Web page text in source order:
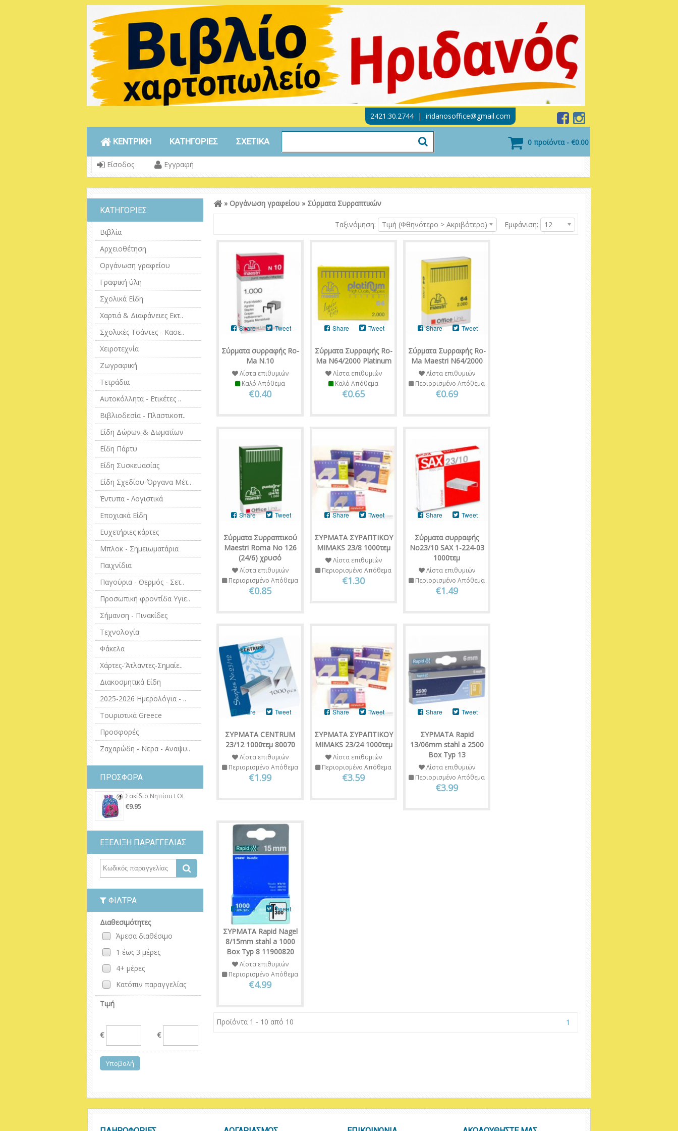
2421.30.2744 | iridanosoffice@gmail.com
0 προϊόντα - €0.00
ΚΕΝΤΡΙΚΗ ΚΑΤΗΓΟΡΙΕΣ ΣΧΕΤΙΚΑ
Είσοδος Εγγραφή
ΚΑΤΗΓΟΡΙΕΣ
Βιβλία
Αρχειοθέτηση
Οργάνωση γραφείου
Γραφική ύλη
Σχολικά Είδη
Χαρτιά & Διαφάνειες Εκτ..
Σχολικές Τσάντες - Κασε..
Χειροτεχνία
Ζωγραφική
Τετράδια
Αυτοκόλλητα - Ετικέτες ..
Βιβλιοδεσία - Πλαστικοπ..
Είδη Δώρων & Δωματίων
Είδη Πάρτυ
Είδη Συσκευασίας
Είδη Σχεδίου-Όργανα Μέτ..
Έντυπα - Λογιστικά
Εποχιακά Είδη
Ευχετήριες κάρτες
Μπλοκ - Σημειωματάρια
Παιχνίδια
Παγούρια - Θερμός - Σετ..
Προσωπική φροντίδα Υγιε..
Σήμανση - Πινακίδες
Τεχνολογία
Φάκελα
Χάρτες-'Άτλαντες-Σημαίε..
Διακοσμητικά Είδη
2025-2026 Ημερολόγια - ..
Τουριστικά Greece
Προσφορές
Ζαχαρώδη - Νερα - Αναψυ..
ΠΡΟΣΦΟΡΑ
Σακίδιο Νηπίου LOL
€9.95
ΕΞΕΛΙΞΗ ΠΑΡΑΓΓΕΛΙΑΣ
ΦΊΛΤΡΑ
Διαθεσιμότητες
Άμεσα διαθέσιμο
1 έως 3 μέρες
4+ μέρες
Κατόπιν παραγγελίας
Τιμή
€ €
» Οργάνωση γραφείου » Σύρματα Συρραπτικών
Εμφάνιση: 12
Ταξινόμηση: Τιμή (Φθηνότερο > Ακριβότερο)
Σύρματα συρραφής Ro-
Ma Ν.10
Share Tweet
Λίστα επιθυμιών
Καλό Απόθεμα
€0.40
Σύρματα Συρραφής Ro-
Ma N64/2000 Platinum
Share Tweet
Λίστα επιθυμιών
Καλό Απόθεμα
€0.65
Σύρματα Συρραφής Ro-
Ma Maestri N64/2000
Share Tweet
Λίστα επιθυμιών
Περιορισμένο Απόθεμα
€0.69
Σύρματα Συρραπτικού
Maestri Roma Νο 126
(24/6) χρυσό
Share Tweet
Λίστα επιθυμιών
Περιορισμένο Απόθεμα
€0.85
ΣΥΡΜΑΤΑ ΣΥΡΑΠΤΙΚΟΥ
MIMAKS 23/8 1000τεμ
Share Tweet
Λίστα επιθυμιών
Περιορισμένο Απόθεμα
€1.30
Σύρματα συρραφής
Νο23/10 SAX 1-224-03
1000τεμ
Share Tweet
Λίστα επιθυμιών
Περιορισμένο Απόθεμα
€1.49
ΣΥΡΜΑΤΑ CENTRUM
23/12 1000τεμ 80070
Share Tweet
Λίστα επιθυμιών
Περιορισμένο Απόθεμα
€1.99
ΣΥΡΜΑΤΑ ΣΥΡΑΠΤΙΚΟΥ
MIMAKS 23/24 1000τεμ
Share Tweet
Λίστα επιθυμιών
Περιορισμένο Απόθεμα
€3.59
ΣΥΡΜΑΤΑ Rapid
13/06mm stahl a 2500
Box Typ 13
Share Tweet
Λίστα επιθυμιών
Περιορισμένο Απόθεμα
€3.99
ΣΥΡΜΑΤΑ Rapid Nagel
8/15mm stahl a 1000
Box Typ 8 11900820
Share Tweet
Λίστα επιθυμιών
Περιορισμένο Απόθεμα
€4.99
1
Προϊόντα 1 - 10 από 10